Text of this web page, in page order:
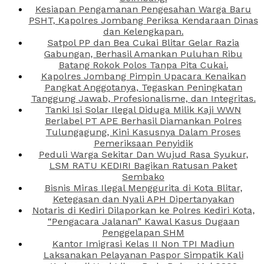
Kesiapan Pengamanan Pengesahan Warga Baru
PSHT, Kapolres Jombang Periksa Kendaraan Dinas
dan Kelengkapan.
Satpol PP dan Bea Cukai Blitar Gelar Razia
Gabungan, Berhasil Amankan Puluhan Ribu
Batang Rokok Polos Tanpa Pita Cukai.
Kapolres Jombang Pimpin Upacara Kenaikan
Pangkat Anggotanya, Tegaskan Peningkatan
Tanggung Jawab, Profesionalisme, dan Integritas.
Tanki Isi Solar Ilegal Diduga Milik Kaji WWN
Berlabel PT APE Berhasil Diamankan Polres
Tulungagung, Kini Kasusnya Dalam Proses
Pemeriksaan Penyidik
Peduli Warga Sekitar Dan Wujud Rasa Syukur,
LSM RATU KEDIRI Bagikan Ratusan Paket
Sembako
Bisnis Miras Ilegal Menggurita di Kota Blitar,
Ketegasan dan Nyali APH Dipertanyakan
Notaris di Kediri Dilaporkan ke Polres Kediri Kota,
“Pengacara Jalanan” Kawal Kasus Dugaan
Penggelapan SHM
Kantor Imigrasi Kelas II Non TPI Madiun
Laksanakan Pelayanan Paspor Simpatik Kali